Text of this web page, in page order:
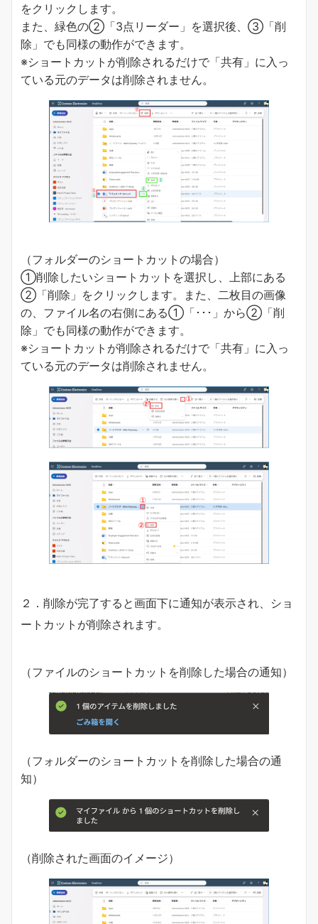
をクリックします。
また、緑色の②「3点リーダー」を選択後、③「削
除」でも同様の動作ができます。
※ショートカットが削除されるだけで「共有」に入っ
ている元のデータは削除されません。
（フォルダーのショートカットの場合）
①削除したいショートカットを選択し、上部にある
②「削除」をクリックします。また、二枚目の画像
の、ファイル名の右側にある①「･･･」から②「削
除」でも同様の動作ができます。
※ショートカットが削除されるだけで「共有」に入っ
ている元のデータは削除されません。
２．削除が完了すると画面下に通知が表示され、ショ
ートカットが削除されます。
（ファイルのショートカットを削除した場合の通知）
（フォルダーのショートカットを削除した場合の通
知）
（削除された画面のイメージ）